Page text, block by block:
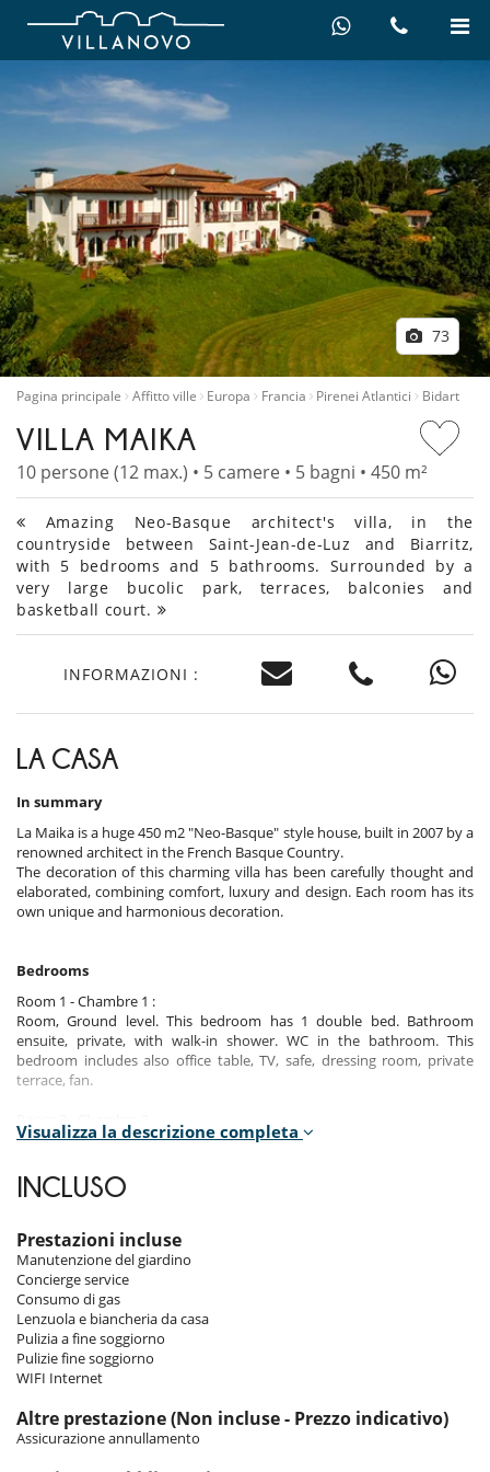
73
Pagina principale Affitto ville Europa Francia Pirenei Atlantici Bidart
VILLA MAIKA
10 persone (12 max.) • 5 camere • 5 bagni • 450 m²
Amazing Neo-Basque architect's villa, in the
countryside between Saint-Jean-de-Luz and Biarritz,
with 5 bedrooms and 5 bathrooms. Surrounded by a
very large bucolic park, terraces, balconies and
basketball court.
INFORMAZIONI :
LA CASA
In summary
La Maika is a huge 450 m2 "Neo-Basque" style house, built in 2007 by a
renowned architect in the French Basque Country.
The decoration of this charming villa has been carefully thought and
elaborated, combining comfort, luxury and design. Each room has its
own unique and harmonious decoration.
Bedrooms
Room 1 - Chambre 1 :
Room, Ground level. This bedroom has 1 double bed. Bathroom
ensuite, private, with walk-in shower. WC in the bathroom. This
bedroom includes also office table, TV, safe, dressing room, private
terrace, fan.
Room, Ground level. This bedroom has 1 double bed. Bathroom
bedroom includes also office table, TV, safe, dressing room, private
terrace, fan.
Room 3 - Chambre 3 :
Room, 1st floor. This bedroom has 1 double bed. Bathroom ensuite,
private, with bathtub, shower. separate WC room. This bedroom
includes also office table, TV, minibar, safe, dressing room, private
balcony, fan.
Room 4 - Chambre 4 :
Room, 1st floor. This bedroom has 1 double bed. Bathroom ensuite,
bedroom includes also office table, TV, minibar, safe, dressing room,
private balcony, fan.
Visualizza la descrizione completa
INCLUSO
Prestazioni incluse
Manutenzione del giardino
Concierge service
Consumo di gas
Lenzuola e biancheria da casa
Pulizia a fine soggiorno
Pulizie fine soggiorno
WIFI Internet
Altre prestazione (Non incluse - Prezzo indicativo)
Assicurazione annullamento